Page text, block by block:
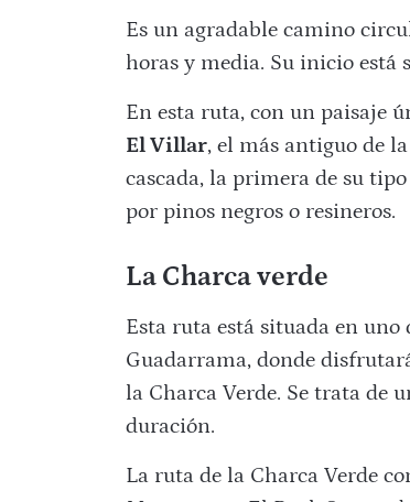
Es un agradable camino
horas y media. Su inicio está
En esta ruta, con un paisaje
El Villar, el más antiguo de
cascada, la primera de su
por pinos negros o resineros.
La Charca verde
Esta ruta está situada en uno
Guadarrama, donde
la Charca Verde. Se trata de
duración.
La ruta de la Charca Verde